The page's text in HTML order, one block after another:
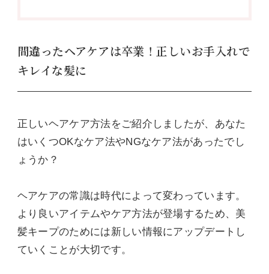
間違ったヘアケアは卒業！正しいお手入れで
キレイな髪に
正しいヘアケア方法をご紹介しましたが、あなた
はいくつOKなケア法やNGなケア法があったでし
ょうか？
ヘアケアの常識は時代によって変わっています。
より良いアイテムやケア方法が登場するため、美
髪キープのためには新しい情報にアップデートし
ていくことが大切です。